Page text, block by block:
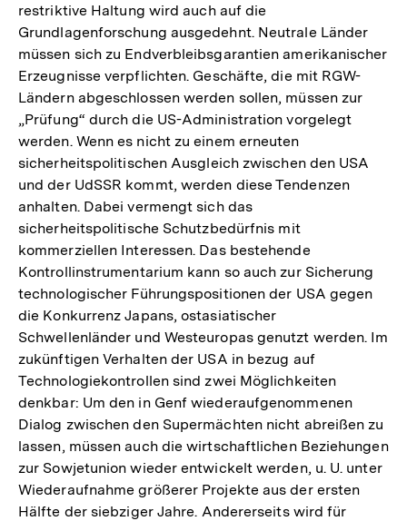
restriktive Haltung wird auch auf die
Grundlagenforschung ausgedehnt. Neutrale Länder
müssen sich zu Endverbleibsgarantien amerikanischer
Erzeugnisse verpflichten. Geschäfte, die mit RGW-
Ländern abgeschlossen werden sollen, müssen zur
„Prüfung“ durch die US-Administration vorgelegt
werden. Wenn es nicht zu einem erneuten
sicherheitspolitischen Ausgleich zwischen den USA
und der UdSSR kommt, werden diese Tendenzen
anhalten. Dabei vermengt sich das
sicherheitspolitische Schutzbedürfnis mit
kommerziellen Interessen. Das bestehende
Kontrollinstrumentarium kann so auch zur Sicherung
technologischer Führungspositionen der USA gegen
die Konkurrenz Japans, ostasiatischer
Schwellenländer und Westeuropas genutzt werden. Im
zukünftigen Verhalten der USA in bezug auf
Technologiekontrollen sind zwei Möglichkeiten
denkbar: Um den in Genf wiederaufgenommenen
Dialog zwischen den Supermächten nicht abreißen zu
lassen, müssen auch die wirtschaftlichen Beziehungen
zur Sowjetunion wieder entwickelt werden, u. U. unter
Wiederaufnahme größerer Projekte aus der ersten
Hälfte der siebziger Jahre. Andererseits wird für